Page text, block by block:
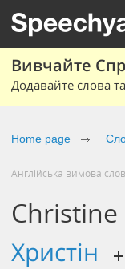
Вивчайте
Додавайте слова
Home page
Англійська вимова
Christine
христін